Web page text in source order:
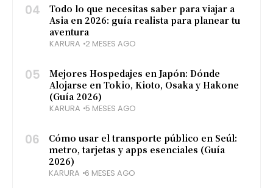
04
Todo lo que necesitas saber para viajar a
Asia en 2026: guía realista para planear tu
aventura
KARURA 2 MESES AGO
05
Mejores Hospedajes en Japón: Dónde
Alojarse en Tokio, Kioto, Osaka y Hakone
(Guía 2026)
KARURA 5 MESES AGO
06
Cómo usar el transporte público en Seúl:
metro, tarjetas y apps esenciales (Guía
2026)
KARURA 6 MESES AGO